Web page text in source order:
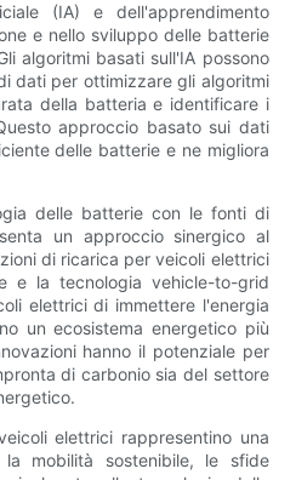
(IA) e dell'apprendimento
e nello sviluppo delle batterie
algoritmi basati sull'IA possono
dati per ottimizzare gli algoritmi
della batteria e identificare i
approccio basato sui dati
delle batterie e ne migliora
delle batterie con le fonti di
un approccio sinergico al
di ricarica per veicoli elettrici
e la tecnologia vehicle-to-grid
elettrici di immettere l'energia
un ecosistema energetico più
hanno il potenziale per
di carbonio sia del settore
elettrici rappresentino una
mobilità sostenibile, le sfide